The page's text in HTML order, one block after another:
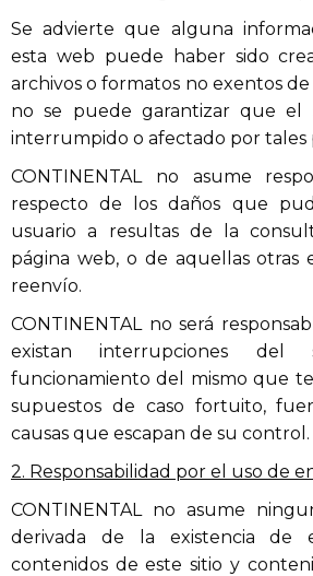
Se advierte que alguna
esta web puede haber sido
archivos o formatos no exentos
no se puede garantizar que el
interrumpido o afectado por tales
CONTINENTAL no asume
respecto de los daños que
usuario a resultas de la
página web, o de aquellas otras
reenvío.
CONTINENTAL no será
existan interrupciones del
funcionamiento del mismo que
supuestos de caso fortuito,
causas que escapan de su control.
2. Responsabilidad por el uso de
CONTINENTAL no asume
derivada de la existencia de
contenidos de este sitio y